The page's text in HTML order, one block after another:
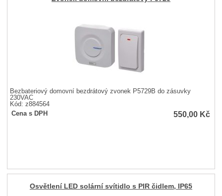
Bezbateriový domovní bezdrátový zvonek P5729B do zásuvky
230VAC
Kód: z884564
Cena s DPH
550,00 Kč
Osvětlení LED solární svítidlo s PIR čidlem, IP65